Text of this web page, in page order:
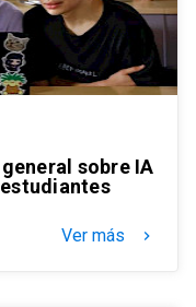
sobre IA
Ver más keyboard_arrow_right